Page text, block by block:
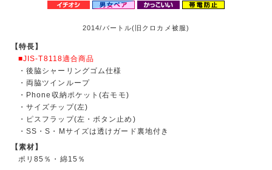
2014/バートル(旧クロカメ被服)
【特長】
■JIS-T8118適合商品
・後脇シャーリングゴム仕様
・両脇ツインループ
・Phone収納ポケット(右モモ)
・サイズチップ(左)
・ピスフラップ(左・ボタン止め)
・SS・S・Mサイズは透けガード裏地付き
【素材】
ポリ85％・綿15％